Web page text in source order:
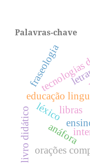
Palavras-chave
educação
anáfora
orações
livro didático
fraseologia
léxicolibras